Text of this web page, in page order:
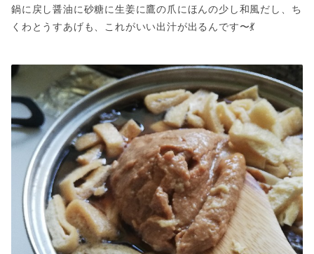
鍋に戻し醤油に砂糖に生姜に鷹の爪にほんの少し和風だし、ち
くわとうすあげも、これがいい出汁が出るんです〜💃